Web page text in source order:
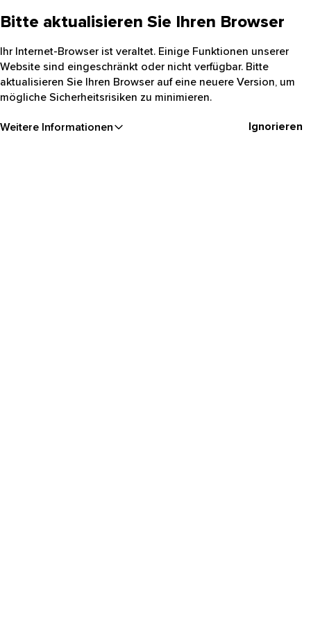
Bitte aktualisieren Sie Ihren Browser
Ihr Internet-Browser ist veraltet. Einige Funktionen unserer
Website sind eingeschränkt oder nicht verfügbar. Bitte
aktualisieren Sie Ihren Browser auf eine neuere Version, um
mögliche Sicherheitsrisiken zu minimieren.
Weitere Informationen Ignorieren